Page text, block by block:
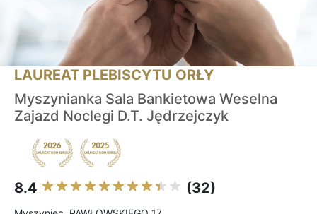
LAUREAT PLEBISCYTU ORŁY
Myszynianka Sala Bankietowa Weselna
Zajazd Noclegi D.T. Jędrzejczyk
8.4 (32)